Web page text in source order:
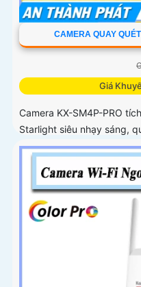
CAMERA QUAY
Giá
Camera KX-SM4P-PRO
Starlight siêu nhạy sáng,
kép thông minh và LED